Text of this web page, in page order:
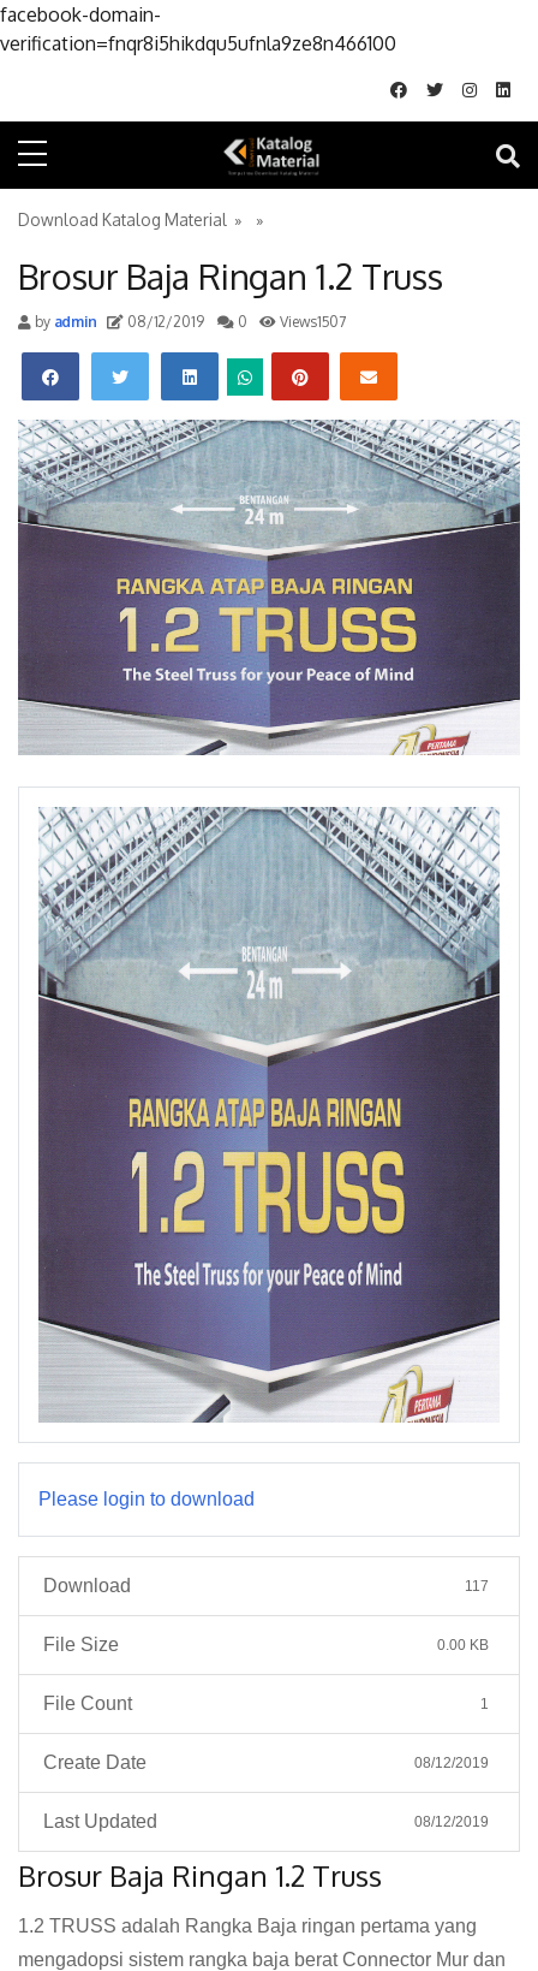
facebook-domain-
verification=fnqr8i5hikdqu5ufnla9ze8n466100
Download Katalog Material » »
Brosur Baja Ringan 1.2 Truss
byadmin 08/12/2019 0 Views1507
Please login to download
Download 117
File Size 0.00 KB
File Count 1
Create Date 08/12/2019
Last Updated 08/12/2019
Brosur Baja Ringan 1.2 Truss
1.2 TRUSS adalah Rangka Baja ringan pertama yang
mengadopsi sistem rangka baja berat Connector Mur dan